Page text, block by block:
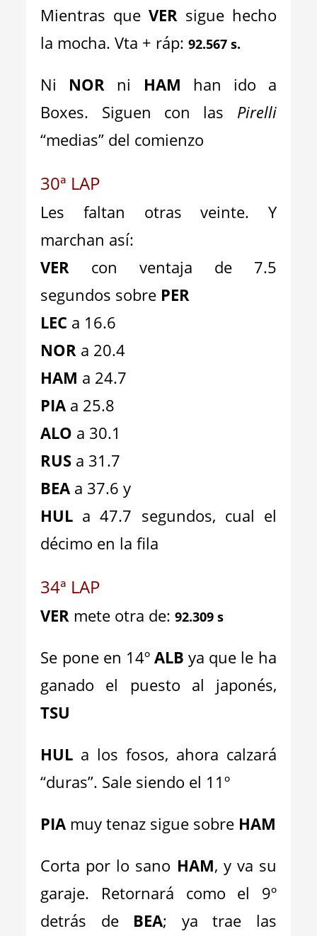
Mientras que VER sigue hecho
la mocha. Vta + ráp:92.567 s.
Ni NOR ni HAM han ido a
Boxes. Siguen con las Pirelli
“medias” del comienzo
30ª LAP
Les faltan otras veinte. Y
marchan así:
VER con ventaja de 7.5
segundos sobre PER
LEC a 16.6
NOR a 20.4
HAM a 24.7
PIA a 25.8
ALO a 30.1
RUS a 31.7
BEA a 37.6 y
HUL a 47.7 segundos, cual el
décimo en la fila
34ª LAP
VER mete otra de:92.309 s
Se pone en 14º ALBya que le ha
ganado el puesto al japonés,
TSU
HUL a los fosos, ahora calzará
“duras”. Sale siendo el 11º
PIA muy tenaz sigue sobre HAM
Corta por lo sano HAM, y va su
garaje. Retornará como el 9º
detrás de BEA; ya trae las